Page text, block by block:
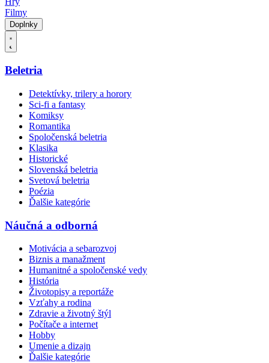
Filmy
Doplnky
Beletria
Detektívky, trilery a horory
Sci-fi a fantasy
Komiksy
Romantika
Spoločenská beletria
Klasika
Historické
Slovenská beletria
Svetová beletria
Poézia
Ďalšie kategórie
Náučná a odborná
Motivácia a sebarozvoj
Biznis a manažment
Humanitné a spoločenské vedy
História
Životopisy a reportáže
Vzťahy a rodina
Zdravie a životný štýl
Počítače a internet
Hobby
Umenie a dizajn
Ďalšie kategórie